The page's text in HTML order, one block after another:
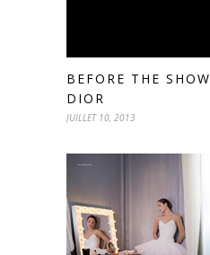
BEFORE THE
DIOR
JUILLET 10, 2013